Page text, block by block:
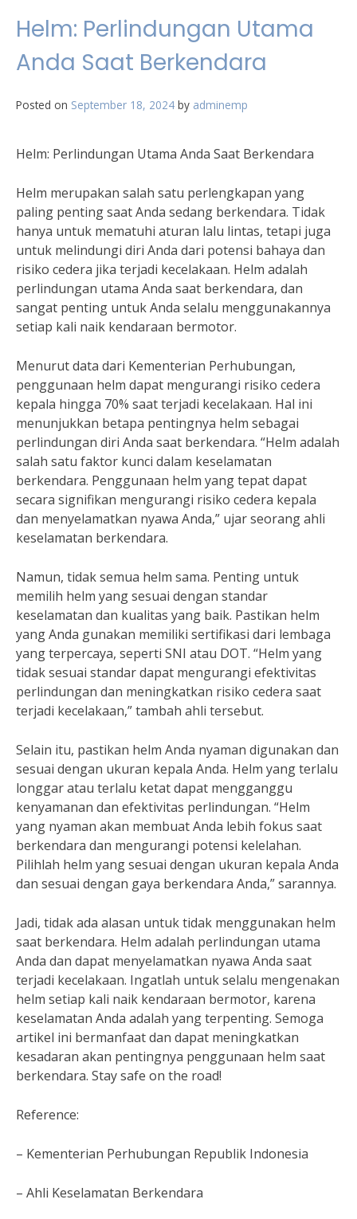
Helm: Perlindungan Utama
Anda Saat Berkendara
Posted on September 18, 2024 by adminemp
Helm: Perlindungan Utama Anda Saat Berkendara
Helm merupakan salah satu perlengkapan yang
paling penting saat Anda sedang berkendara. Tidak
hanya untuk mematuhi aturan lalu lintas, tetapi juga
untuk melindungi diri Anda dari potensi bahaya dan
risiko cedera jika terjadi kecelakaan. Helm adalah
perlindungan utama Anda saat berkendara, dan
sangat penting untuk Anda selalu menggunakannya
setiap kali naik kendaraan bermotor.
Menurut data dari Kementerian Perhubungan,
penggunaan helm dapat mengurangi risiko cedera
kepala hingga 70% saat terjadi kecelakaan. Hal ini
menunjukkan betapa pentingnya helm sebagai
perlindungan diri Anda saat berkendara. “Helm adalah
salah satu faktor kunci dalam keselamatan
berkendara. Penggunaan helm yang tepat dapat
secara signifikan mengurangi risiko cedera kepala
dan menyelamatkan nyawa Anda,” ujar seorang ahli
keselamatan berkendara.
Namun, tidak semua helm sama. Penting untuk
memilih helm yang sesuai dengan standar
keselamatan dan kualitas yang baik. Pastikan helm
yang Anda gunakan memiliki sertifikasi dari lembaga
yang terpercaya, seperti SNI atau DOT. “Helm yang
tidak sesuai standar dapat mengurangi efektivitas
perlindungan dan meningkatkan risiko cedera saat
terjadi kecelakaan,” tambah ahli tersebut.
Selain itu, pastikan helm Anda nyaman digunakan dan
sesuai dengan ukuran kepala Anda. Helm yang terlalu
longgar atau terlalu ketat dapat mengganggu
kenyamanan dan efektivitas perlindungan. “Helm
yang nyaman akan membuat Anda lebih fokus saat
berkendara dan mengurangi potensi kelelahan.
Pilihlah helm yang sesuai dengan ukuran kepala Anda
dan sesuai dengan gaya berkendara Anda,” sarannya.
Jadi, tidak ada alasan untuk tidak menggunakan helm
saat berkendara. Helm adalah perlindungan utama
Anda dan dapat menyelamatkan nyawa Anda saat
terjadi kecelakaan. Ingatlah untuk selalu mengenakan
helm setiap kali naik kendaraan bermotor, karena
keselamatan Anda adalah yang terpenting. Semoga
artikel ini bermanfaat dan dapat meningkatkan
kesadaran akan pentingnya penggunaan helm saat
berkendara. Stay safe on the road!
Reference:
– Kementerian Perhubungan Republik Indonesia
– Ahli Keselamatan Berkendara